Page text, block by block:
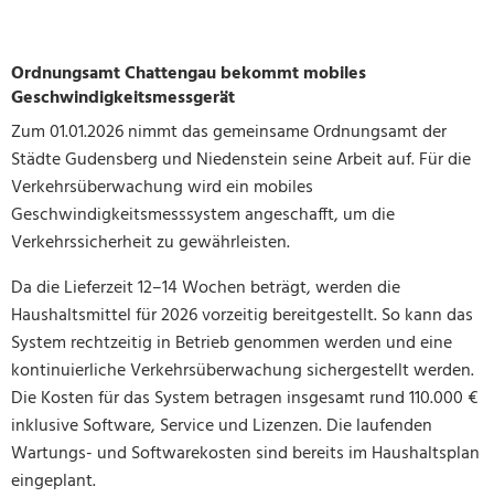
Ordnungsamt Chattengau bekommt mobiles
Geschwindigkeitsmessgerät
Zum 01.01.2026 nimmt das gemeinsame Ordnungsamt der
Städte Gudensberg und Niedenstein seine Arbeit auf. Für die
Verkehrsüberwachung wird ein mobiles
Geschwindigkeitsmesssystem angeschafft, um die
Verkehrssicherheit zu gewährleisten.
Da die Lieferzeit 12–14 Wochen beträgt, werden die
Haushaltsmittel für 2026 vorzeitig bereitgestellt. So kann das
System rechtzeitig in Betrieb genommen werden und eine
kontinuierliche Verkehrsüberwachung sichergestellt werden.
Die Kosten für das System betragen insgesamt rund 110.000 €
inklusive Software, Service und Lizenzen. Die laufenden
Wartungs- und Softwarekosten sind bereits im Haushaltsplan
eingeplant.